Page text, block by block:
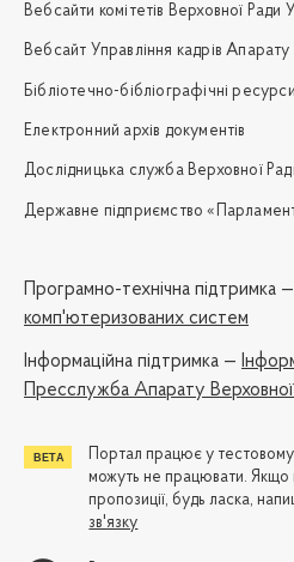
Вебсайти комітетів Верховної Ради
Вебсайт Управління кадрів
Бібліотечно-бібліографічні ресурси
Електронний архів документів
Дослідницька служба Верховної
Державне підприємство
Програмно-технічна підтримка —
комп'ютеризованих систем
Iнформаційна підтримка —
Пресслужба Апарату
Портал працює у
можуть не працювати. Якщо
пропозиції, будь ласка,
зв'язку